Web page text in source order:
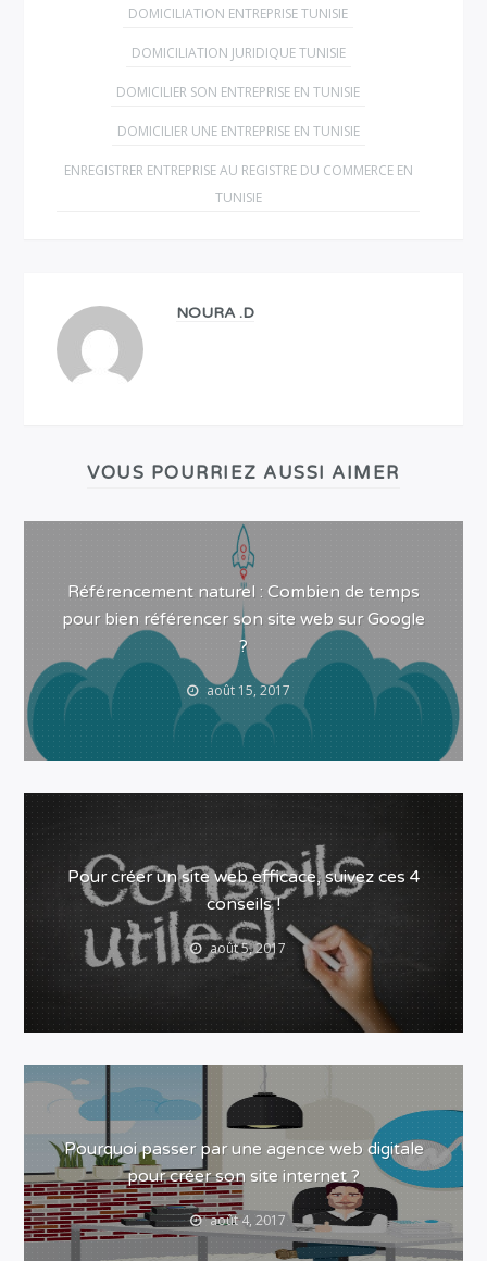
DOMICILIATION ENTREPRISE TUNISIE
DOMICILIATION JURIDIQUE TUNISIE
DOMICILIER SON ENTREPRISE EN TUNISIE
DOMICILIER UNE ENTREPRISE EN TUNISIE
ENREGISTRER ENTREPRISE AU REGISTRE DU COMMERCE EN
TUNISIE
NOURA .D
VOUS POURRIEZ AUSSI AIMER
Référencement naturel : Combien de temps
pour bien référencer son site web sur Google
?
août 15, 2017
Pour créer un site web efficace, suivez ces 4
conseils !
août 5, 2017
Pourquoi passer par une agence web digitale
pour créer son site internet ?
août 4, 2017